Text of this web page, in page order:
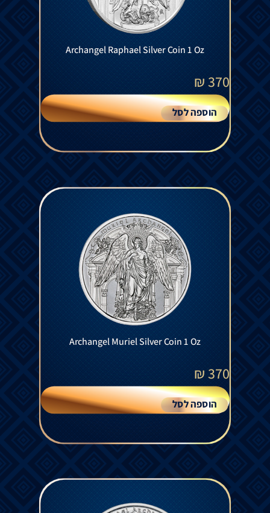
Archangel Raphael Silver Coin 1 Oz
370
₪
הוספה לסל
Archangel Muriel Silver Coin 1 Oz
370
₪
הוספה לסל